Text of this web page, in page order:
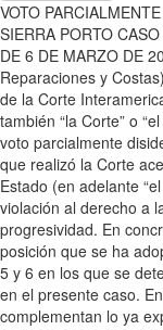
VOTO
SIERRA PORTO
DE 6 DE MARZO DE
Reparaciones y
de la Corte
también “la Corte” o
voto parcialmente
que realizó la Corte
Estado (en adelante
violación al derecho a
progresividad. En
posición que se ha
5 y 6 en los que se
en el presente caso.
complementan lo ya